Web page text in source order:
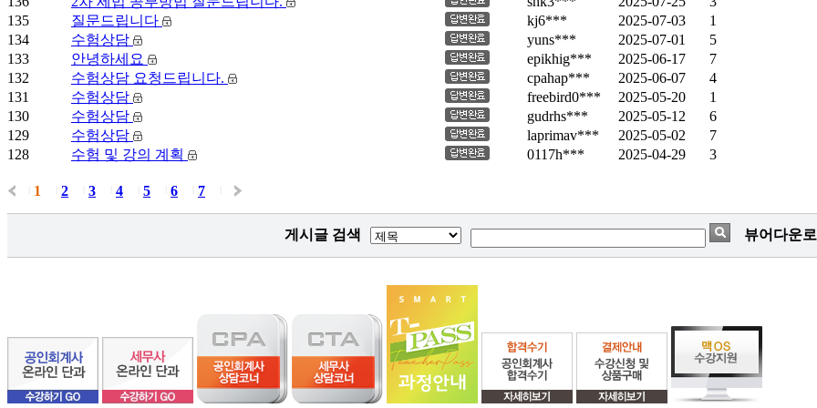
135
질문드립니다 kj6*** 2025-07-03
1
134
수험상담 yuns*** 2025-07-01
5
133
안녕하세요 epikhig*** 2025-06-17
7
132
수험상담 요청드립니다. cpahap*** 2025-06-07
4
131
수험상담 freebird0*** 2025-05-20
1
130
수험상담 gudrhs*** 2025-05-12
6
129
수험상담 laprimav*** 2025-05-02
7
128
수험 및 강의 계획 0117h*** 2025-04-29 3
1 2 3 4 5 6 7
게시글 검색 뷰어다운